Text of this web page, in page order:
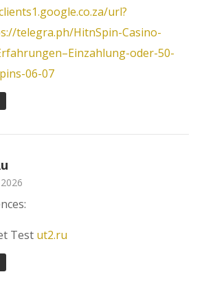
url?
telegra.ph/HitnSpin-Casino-
oder-50-
06-07
Test ut2.ru